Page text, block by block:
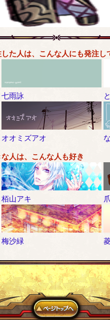
た人は、こんな人にも発注し
七雨詠
オオミズアオ
人は、こんな人も好き
栢山アキ
梅沙緑